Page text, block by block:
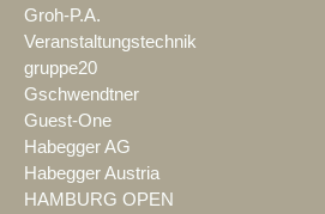
Groh-P.A.
Veranstaltungstechnik
gruppe20
Gschwendtner
Guest-One
Habegger AG
Habegger Austria
HAMBURG OPEN